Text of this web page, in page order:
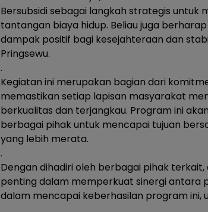
Bersubsidi sebagai langkah strategis
tantangan biaya hidup. Beliau juga
dampak positif bagi kesejahteraan dan
Pringsewu.
.
Kegiatan ini merupakan bagian dari
memastikan setiap lapisan masyarakat
berkualitas dan terjangkau. Program ini
berbagai pihak untuk mencapai tujuan
yang lebih merata.
.
Dengan dihadiri oleh berbagai pihak
penting dalam memperkuat sinergi antara
dalam mencapai keberhasilan program ini,